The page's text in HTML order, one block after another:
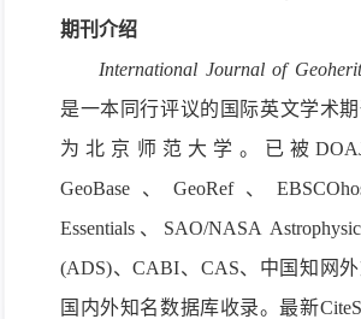
期刊介绍
International Journal of
是一本同行评议的国际英文学术
为北京师范大学。已被
GeoBase 、 GeoRef、
Essentials 、 SAO/NASA
(ADS)、CABI、 CAS、中国知网
国内外知名数据库收录。最新